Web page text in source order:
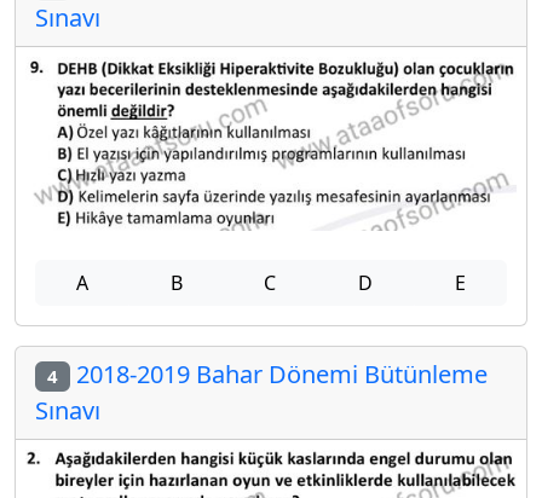
Sınavı
A B C D E
4 2018-2019 Bahar Dönemi Bütünleme
Sınavı